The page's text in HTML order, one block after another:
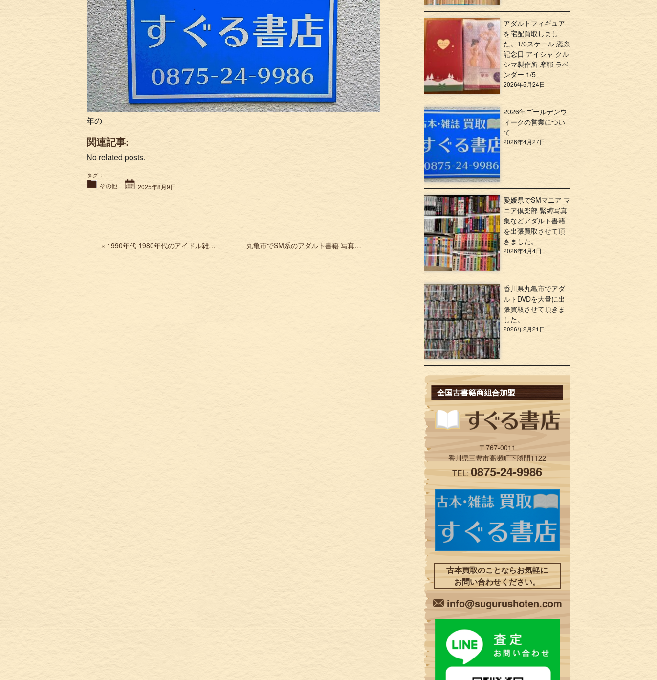
年の
関連記事:
No related posts.
タグ：
その他
2025年8月9日
« 1990年代 1980年代のアイドル雑誌を買取 BOMB! DUNK GORO スコラなどお売り下さい。 丸亀市でSM系のアダルト書籍 写真集を買取 SM関連の本をお売り下さい。 »
アダルトフィギュア
を宅配買取しまし
た。1/6スケール 恋糸
記念日 アイシャ クル
シマ製作所 摩耶 ラベ
ンダー 1/5
2026年5月24日
2026年ゴールデンウ
ィークの営業につい
て
2026年4月27日
愛媛県でSMマニア マ
ニア倶楽部 緊縛写真
集などアダルト書籍
を出張買取させて頂
きました。
2026年4月4日
香川県丸亀市でアダ
ルトDVDを大量に出
張買取させて頂きま
した。
2026年2月21日
全国古書籍商組合加盟
〒767-0011
香川県三豊市高瀬町下勝間1122
TEL:0875-24-9986
古本買取のことならお気軽に
お問い合わせください。
info@sugurushoten.com